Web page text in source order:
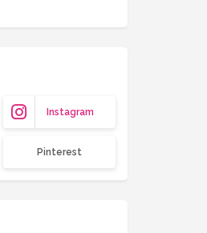
Instagram
Pinterest